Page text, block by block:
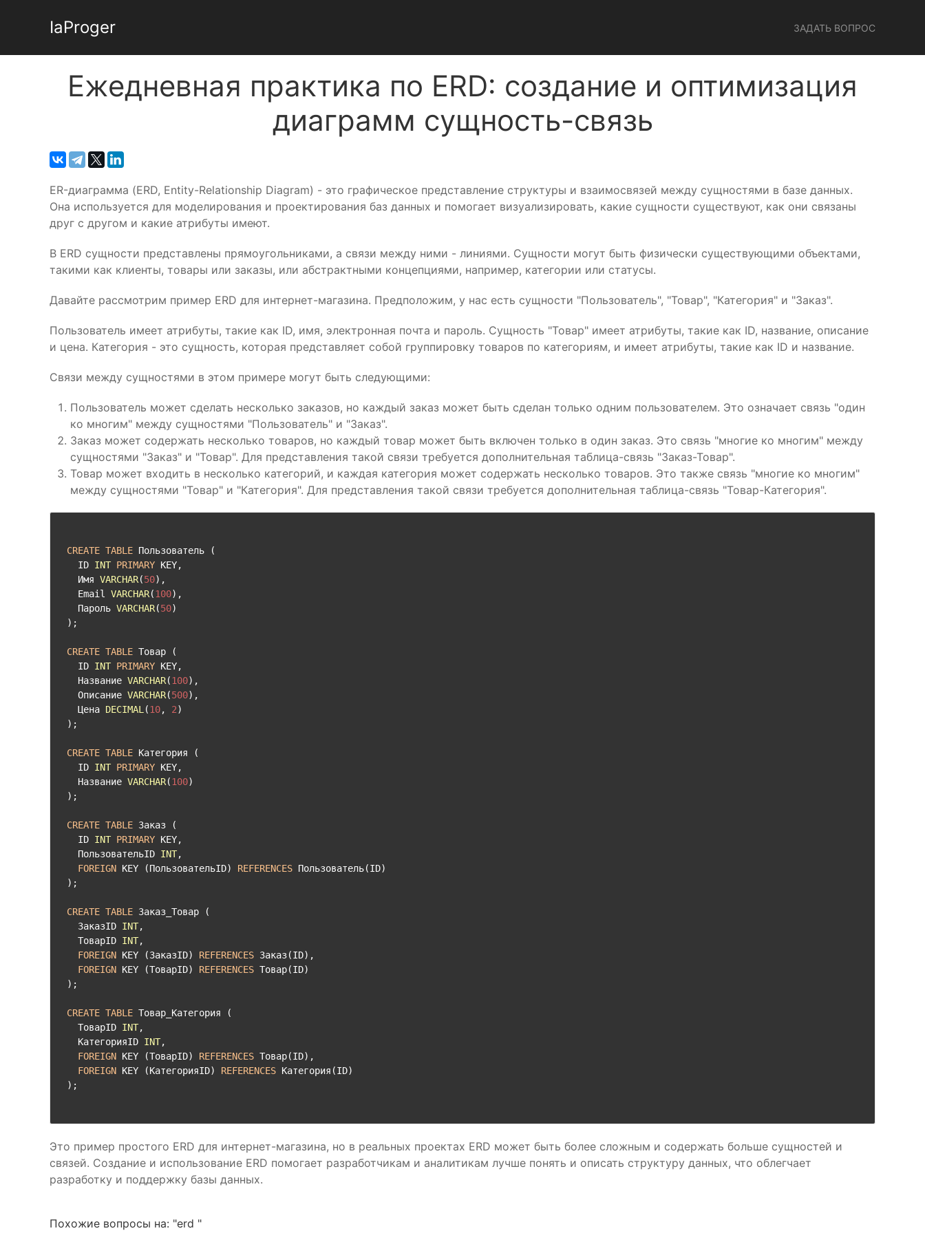
IaProger ЗАДАТЬ ВОПРОС
Ежедневная практика по ERD: создание и оптимизация
диаграмм сущность-связь
ER-диаграмма (ERD, Entity-Relationship Diagram) - это графическое представление структуры и взаимосвязей между сущностями в базе данных.
Она используется для моделирования и проектирования баз данных и помогает визуализировать, какие сущности существуют, как они связаны
друг с другом и какие атрибуты имеют.
В ERD сущности представлены прямоугольниками, а связи между ними - линиями. Сущности могут быть физически существующими объектами,
такими как клиенты, товары или заказы, или абстрактными концепциями, например, категории или статусы.
Давайте рассмотрим пример ERD для интернет-магазина. Предположим, у нас есть сущности "Пользователь", "Товар", "Категория" и "Заказ".
Пользователь имеет атрибуты, такие как ID, имя, электронная почта и пароль. Сущность "Товар" имеет атрибуты, такие как ID, название, описание
и цена. Категория - это сущность, которая представляет собой группировку товаров по категориям, и имеет атрибуты, такие как ID и название.
Связи между сущностями в этом примере могут быть следующими:
Пользователь может сделать несколько заказов, но каждый заказ может быть сделан только одним пользователем. Это означает связь "один
ко многим" между сущностями "Пользователь" и "Заказ".
Заказ может содержать несколько товаров, но каждый товар может быть включен только в один заказ. Это связь "многие ко многим" между
сущностями "Заказ" и "Товар". Для представления такой связи требуется дополнительная таблица-связь "Заказ-Товар".
Товар может входить в несколько категорий, и каждая категория может содержать несколько товаров. Это также связь "многие ко многим"
между сущностями "Товар" и "Категория". Для представления такой связи требуется дополнительная таблица-связь "Товар-Категория".
CREATE TABLE Пользователь (
  ID
INT PRIMARY KEY,
  Имя
VARCHAR(50),
  Email
VARCHAR(100),
  Пароль
VARCHAR(50)
);
CREATE TABLE Товар (
  ID
INT PRIMARY KEY,
  Название
VARCHAR(100),
  Описание
VARCHAR(500),
  Цена
DECIMAL (10, 2)
);
CREATE TABLE Категория (
  ID
INT PRIMARY KEY,
  Название
VARCHAR(100)
);
CREATE TABLE Заказ (
  ID
INT PRIMARY KEY,
  ПользовательID
INT,
FOREIGN KEY (ПользовательID) REFERENCES Пользователь(ID)
);
CREATE TABLE Заказ_Товар (
  ЗаказID
INT,
  ТоварID
INT,
FOREIGN KEY (ЗаказID) REFERENCES Заказ(ID),
FOREIGN KEY (ТоварID) REFERENCES Товар(ID)
);
CREATE TABLE Товар_Категория (
  ТоварID
INT,
  КатегорияID
INT,
FOREIGN KEY (ТоварID) REFERENCES Товар(ID),
FOREIGN KEY (КатегорияID) REFERENCES Категория(ID)
Это пример простого ERD для интернет-магазина, но в реальных проектах ERD может быть более сложным и содержать больше сущностей и
связей. Создание и использование ERD помогает разработчикам и аналитикам лучше понять и описать структуру данных, что облегчает
разработку и поддержку базы данных.
Похожие вопросы на: "erd "